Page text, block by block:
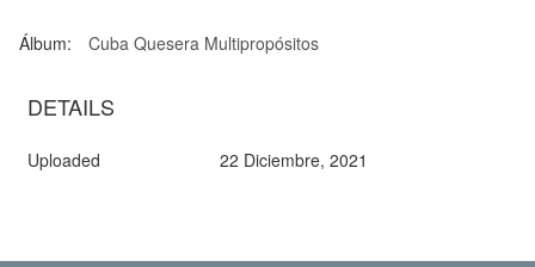
Álbum: Cuba Quesera Multipropósitos
DETAILS
Uploaded 22 Diciembre, 2021